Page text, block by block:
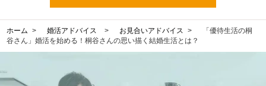
ホーム 婚活アドバイス お見合いアドバイス
「優待生活の桐
谷さん」婚活を始める！桐谷さんの思い描く結婚生活とは？